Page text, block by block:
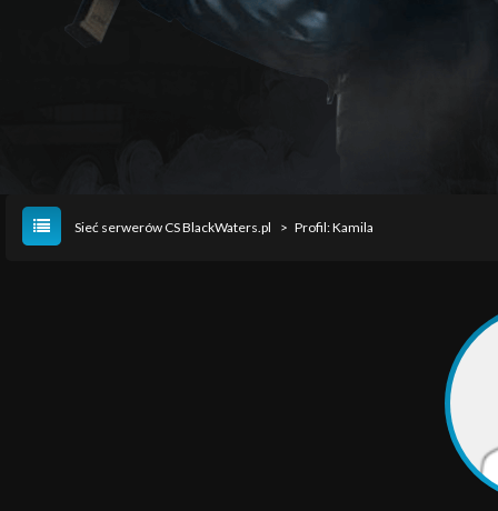
Sieć serwerów CS BlackWaters.pl > Profil: Kamila